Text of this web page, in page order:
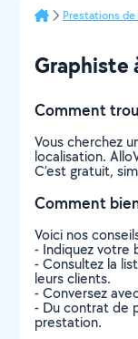
Prestations
Graphiste
Comment
Vous cherchez
localisation.
C’est gratuit,
Comment
Voici nos
- Indiquez votre
- Consultez la
leurs clients.
- Conversez
- Du contrat de
prestation.